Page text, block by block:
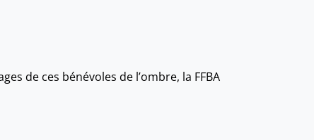
de ces bénévoles de l’ombre, la FFBA